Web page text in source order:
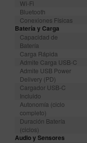
Wi-Fi
Bluetooth
Conexiones Físicas
Batería y Carga
Capacidad de
Batería
Carga Rápida
Admite Carga USB-C
Admite USB Power
Delivery (PD)
Cargador USB-C
Incluido
Autonomía (ciclo
completo)
Duración Batería
(ciclos)
Audio y Sensores